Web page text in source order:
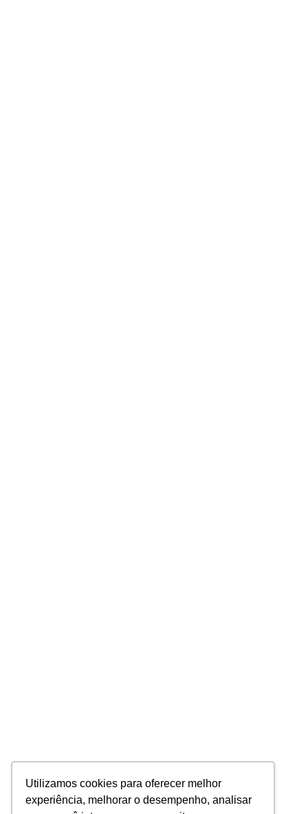
Utilizamos cookies para oferecer melhor
experiência, melhorar o desempenho, analisar